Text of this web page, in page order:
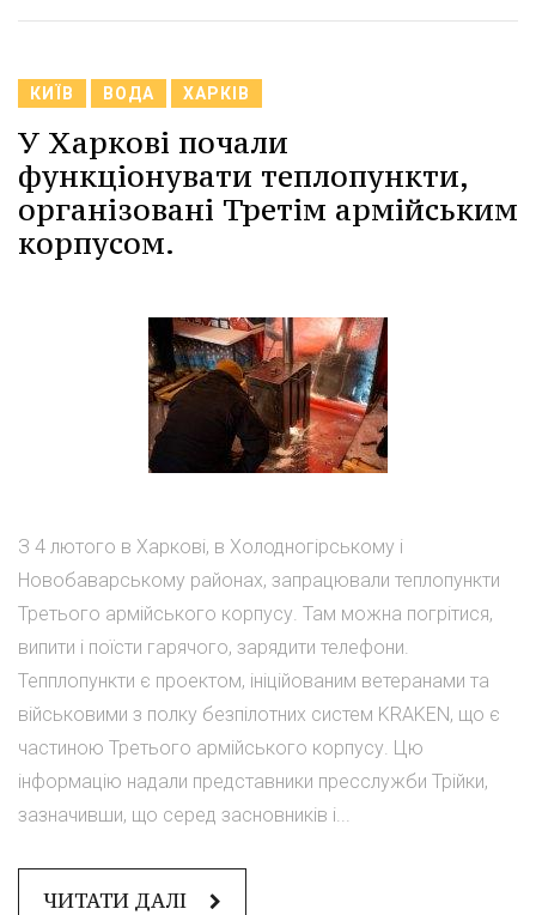
КИЇВ ВОДА ХАРКІВ
У Харкові почали
функціонувати теплопункти,
організовані Третім армійським
корпусом.
З 4 лютого в Харкові, в Холодногірському і
Новобаварському районах, запрацювали теплопункти
Третього армійського корпусу. Там можна погрітися,
випити і поїсти гарячого, зарядити телефони.
Тепплопункти є проектом, ініційованим ветеранами та
військовими з полку безпілотних систем KRAKEN, що є
частиною Третього армійського корпусу. Цю
інформацію надали представники пресслужби Трійки,
зазначивши, що серед засновників і...
ЧИТАТИ ДАЛІ